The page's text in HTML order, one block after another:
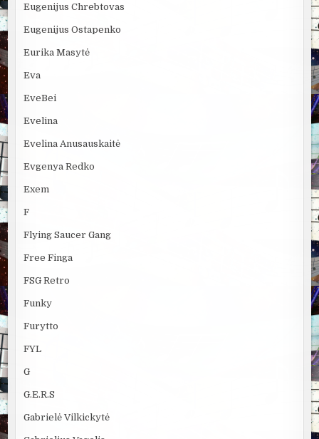
Eugenijus Chrebtovas
Eugenijus Ostapenko
Eurika Masytė
Eva
EveBei
Evelina
Evelina Anusauskaitė
Evgenya Redko
Exem
F
Flying Saucer Gang
Free Finga
FSG Retro
Funky
Furytto
FYL
G
G.E.R.S
Gabrielė Vilkickytė